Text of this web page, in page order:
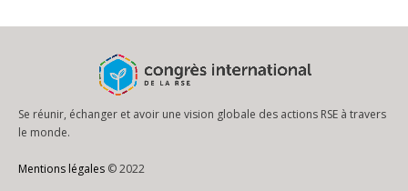
Se réunir, échanger et avoir une vision globale des actions RSE à travers
le monde.
Mentions légales © 2022